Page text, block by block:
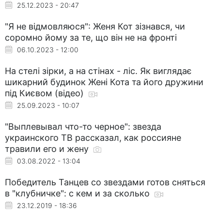
25.12.2023 - 20:47
"Я не відмовляюся": Женя Кот зізнався, чи
соромно йому за те, що він не на фронті
06.10.2023 - 12:00
На стелі зірки, а на стінах - ліс. Як виглядає
шикарний будинок Жені Кота та його дружини
під Києвом (відео)
25.09.2023 - 10:07
"Выплевывал что-то черное": звезда
украинского ТВ рассказал, как россияне
травили его и жену
03.08.2022 - 13:04
Победитель Танцев со звездами готов сняться
в "клубничке": с кем и за сколько
23.12.2019 - 18:36